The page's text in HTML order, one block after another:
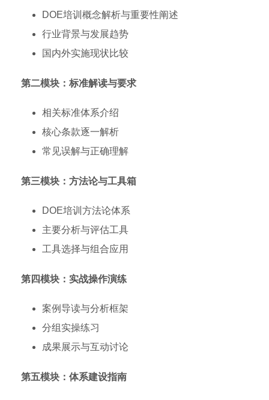
DOE培训概念解析与重要性阐述
行业背景与发展趋势
国内外实施现状比较
第二模块：标准解读与要求
相关标准体系介绍
核心条款逐一解析
常见误解与正确理解
第三模块：方法论与工具箱
DOE培训方法论体系
主要分析与评估工具
工具选择与组合应用
第四模块：实战操作演练
案例导读与分析框架
分组实操练习
成果展示与互动讨论
第五模块：体系建设指南